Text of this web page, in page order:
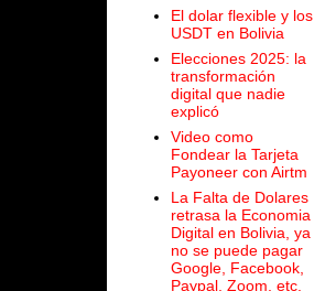
El dolar flexible y los
USDT en Bolivia
Elecciones 2025: la
transformación
digital que nadie
explicó
Video como
Fondear la Tarjeta
Payoneer con Airtm
La Falta de Dolares
retrasa la Economia
Digital en Bolivia, ya
no se puede pagar
Google, Facebook,
Paypal, Zoom, etc.